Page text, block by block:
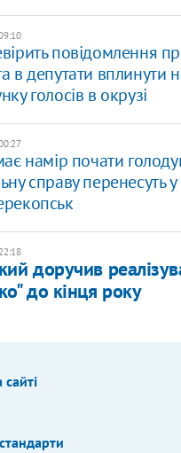
повідомлення
в депутати вплинути
голосів в окрузі
намір почати
справу перенесуть у
доручив
до кінця року